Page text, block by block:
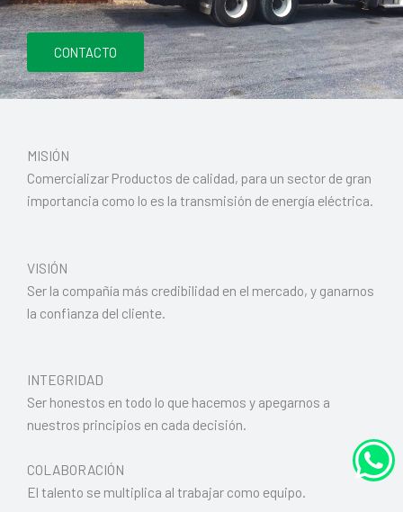
CONTACTO
MISIÓN
Comercializar Productos de calidad, para un sector de gran
importancia como lo es la transmisión de energía eléctrica.
VISIÓN
Ser la compañía más credibilidad en el mercado, y ganarnos
la confianza del cliente.
INTEGRIDAD
Ser honestos en todo lo que hacemos y apegarnos a
nuestros principios en cada decisión.
COLABORACIÓN
El talento se multiplica al trabajar como equipo.